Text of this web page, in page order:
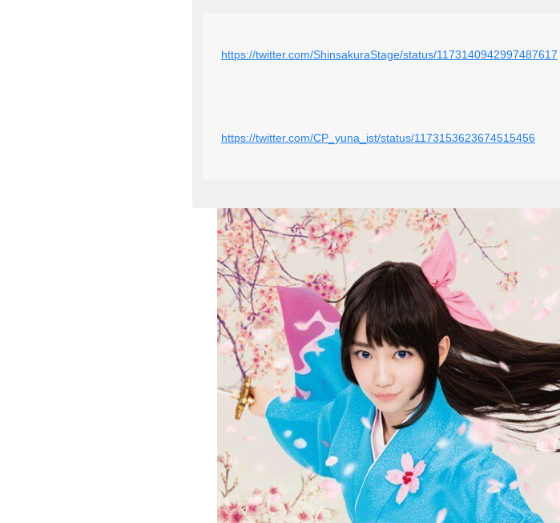
https://twitter.com/ShinsakuraStage/status/1173140942997487617
https://twitter.com/CP_yuna_ist/status/1173153623674515456